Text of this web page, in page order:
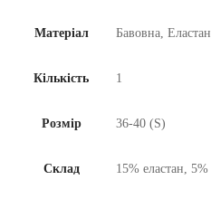
Матеріал Бавовна,
Кількість 1
Розмір 36-40 (S)
Склад 15% еластан,